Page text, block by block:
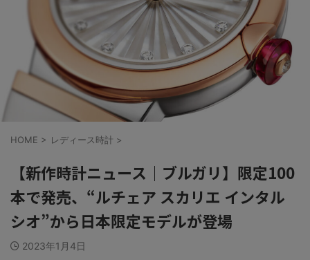
HOME > レディース時計 >
【新作時計ニュース｜ブルガリ】限定100
本で発売、“ルチェア スカリエ インタル
シオ”から日本限定モデルが登場
2023年1月4日